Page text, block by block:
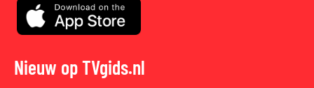
Nieuw op TVgids.nl